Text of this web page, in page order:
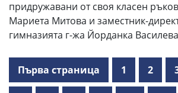
придружавани от своя класен
Мариета Митова и заместник-
гимназията г-жа Йорданка
Първа страница 1 2